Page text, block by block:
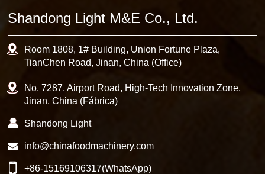
Shandong Light M&E Co., Ltd.
Room 1808, 1# Building, Union Fortune Plaza,
TianChen Road, Jinan, China (Office)
No. 7287, Airport Road, High-Tech Innovation Zone,
Jinan, China (Fábrica)
Shandong Light
info@chinafoodmachinery.com
+86-15169106317(WhatsApp)